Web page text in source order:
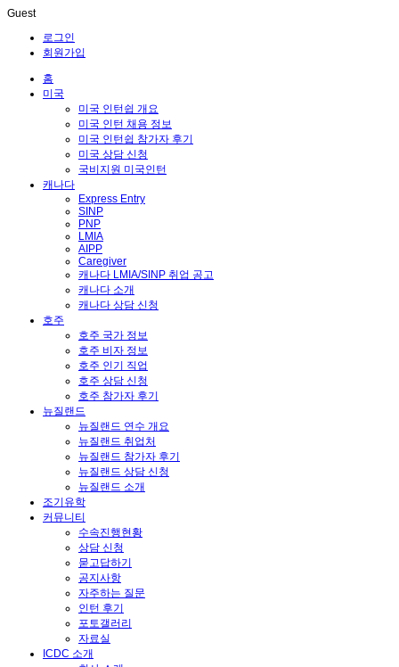
Guest
로그인
회원가입
홈
미국
미국 인턴쉽 개요
미국 인턴 채용 정보
미국 인턴쉽 참가자 후기
미국 상담 신청
국비지원 미국인턴
캐나다
Express Entry
SINP
PNP
LMIA
AIPP
Caregiver
캐나다 LMIA/SINP 취업 공고
캐나다 소개
캐나다 상담 신청
호주
호주 국가 정보
호주 비자 정보
호주 인기 직업
호주 상담 신청
호주 참가자 후기
뉴질랜드
뉴질랜드 연수 개요
뉴질랜드 취업처
뉴질랜드 참가자 후기
뉴질랜드 상담 신청
뉴질랜드 소개
조기유학
커뮤니티
수속진행현황
상담 신청
묻고답하기
공지사항
자주하는 질문
인턴 후기
포토갤러리
자료실
ICDC 소개